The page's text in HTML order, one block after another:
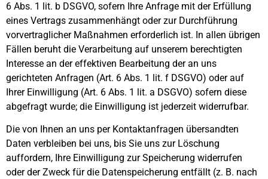
6 Abs. 1 lit. b DSGVO, sofern Ihre Anfrage mit der Erfüllung
eines Vertrags zusammenhängt oder zur Durchführung
vorvertraglicher Maßnahmen erforderlich ist. In allen übrigen
Fällen beruht die Verarbeitung auf unserem berechtigten
Interesse an der effektiven Bearbeitung der an uns
gerichteten Anfragen (Art. 6 Abs. 1 lit. f DSGVO) oder auf
Ihrer Einwilligung (Art. 6 Abs. 1 lit. a DSGVO) sofern diese
abgefragt wurde; die Einwilligung ist jederzeit widerrufbar.
Die von Ihnen an uns per Kontaktanfragen übersandten
Daten verbleiben bei uns, bis Sie uns zur Löschung
auffordern, Ihre Einwilligung zur Speicherung widerrufen
oder der Zweck für die Datenspeicherung entfällt (z. B. nach